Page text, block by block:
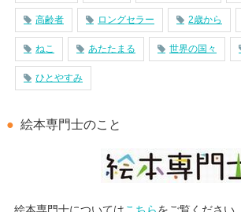
高齢者 ロングセラー 2歳から
ねこ あたたまる 世界の国々
ひとやすみ
絵本専門士のこと